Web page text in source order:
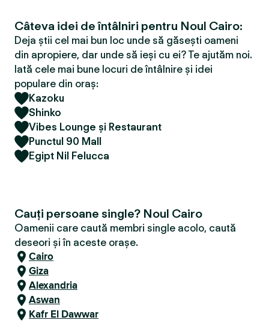
Câteva idei de întâlniri pentru Noul Cairo:
Deja știi cel mai bun loc unde să găsești oameni
din apropiere, dar unde să ieși cu ei? Te ajutăm noi.
Iată cele mai bune locuri de întâlnire și idei
populare din oraș:
Kazoku
Shinko
Vibes Lounge și Restaurant
Punctul 90 Mall
Egipt Nil Felucca
Cauți persoane single? Noul Cairo
Oamenii care caută membri single acolo, caută
deseori și în aceste orașe.
Cairo
Giza
Alexandria
Aswan
Kafr El Dawwar